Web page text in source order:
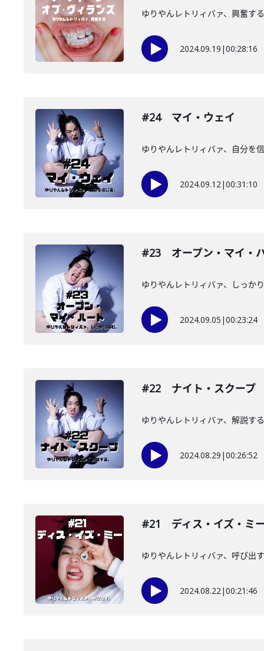
ゆりやんレトリィバァ、興奮する
2024.09.19 |00:28:16
#24 マイ・ウェイ
ゆりやんレトリィバァ、自分を信
2024.09.12|00:31:10
#23 オープン・マイ・
ゆりやんレトリィバァ、しっかり
2024.09.05 |00:23:24
#22 ナイト・スクープ
ゆりやんレトリィバァ、解説する
2024.08.29 |00:26:52
#21 ディス・イズ・ミ
ゆりやんレトリィバァ、呼び出す
2024.08.22|00:21:46